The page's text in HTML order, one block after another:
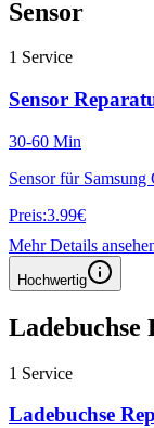
Sensor
1 Service
Sensor
30-60 Min
Sensor für
Preis:3.99€
Mehr Details
Hochwertig
Ladebuchse
1 Service
Ladebuchse